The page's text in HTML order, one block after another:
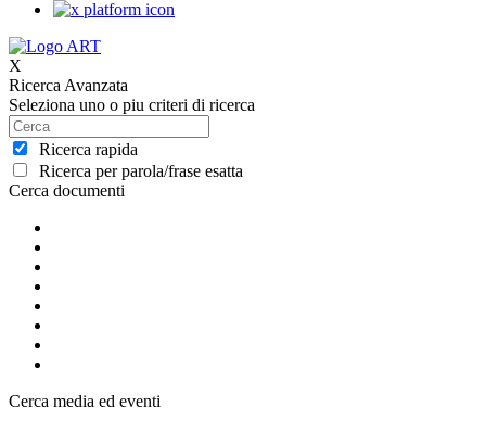
X
Ricerca Avanzata
Seleziona uno o piu criteri di ricerca
Ricerca rapida
Ricerca per parola/frase esatta
Cerca documenti
Cerca media ed eventi